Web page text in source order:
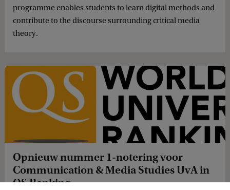
programme enables students to learn digital methods and
contribute to the discourse surrounding critical media
theory.
Opnieuw nummer 1-notering voor
Communication & Media Studies UvA in
QS Ranking